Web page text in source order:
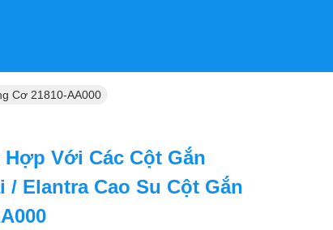
Cơ 21810-AA000
Hợp Với Các Cột Gắn
Elantra Cao Su Cột Gắn